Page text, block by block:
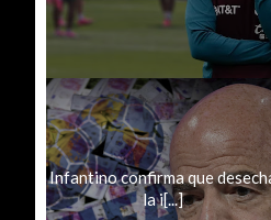
Infantino confirma que
la i[...]